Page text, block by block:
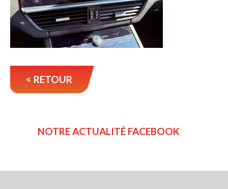
< RETOUR
NOTRE ACTUALITÉ FACEBOOK